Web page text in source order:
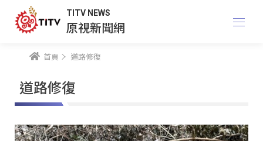
TITV NEWS
原視新聞網
首頁 道路修復
道路修復